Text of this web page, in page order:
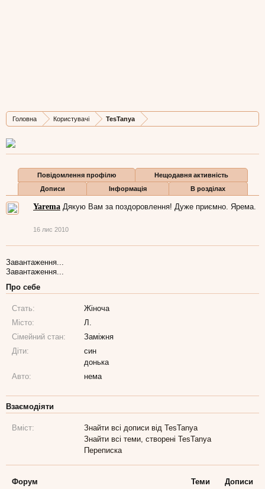
Головна Користувачі TesTanya
Дописів
2.557
Карма
5.359
Бали
113
Повідомлення профілю
Нещодавня активність
Дописи
Інформація В розділах
Yarema Дякую Вам за поздоровлення! Дуже приємно. Ярема.
16 лис 2010
Завантаження...
Завантаження...
Про себе
Стать:
Жіноча
Місто:
Л.
Сімейний стан:
Заміжня
Діти:
син
донька
Авто:
нема
Взаємодіяти
Вміст:
Знайти всі дописи від TesTanya
Знайти всі теми, створені TesTanya
Переписка
Форум Теми
Дописи